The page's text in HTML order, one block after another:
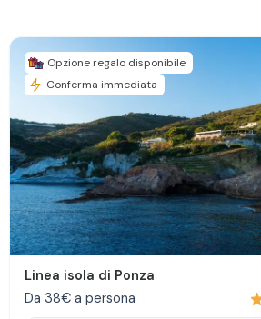
Opzione regalo disponibile
Conferma immediata
Linea isola di Ponza
Da 38€ a persona